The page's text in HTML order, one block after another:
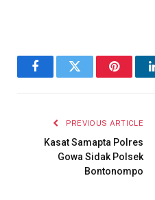
FacebookTwitter
PREVIOUS ARTICLE
Kasat Samapta Polres
Gowa Sidak Polsek
Bontonompo